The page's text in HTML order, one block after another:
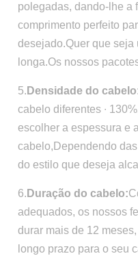
polegadas, dando-lhe a
comprimento perfeito
desejado.Quer que seja
longa.Os nossos
5. Densidade do
cabelo diferentes ∙
escolher a espessura e
cabelo,Dependendo
do estilo que deseja
6. Duração do cabelo:
adequados, os nossos
durar mais de 12
longo prazo para o seu